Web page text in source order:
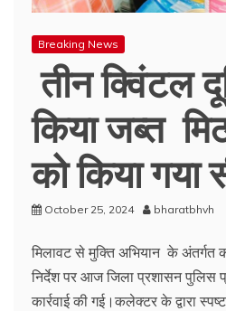
Breaking News
तीन क्विंटल
किया जब्त
को किया गया
October 25, 2024 bharatbhvh
मिलावट से मुक्ति अभियान के
निर्देश पर आज जिला प्रशासन पुलिस
कार्रवाई की गई।कलेक्टर के द्वारा